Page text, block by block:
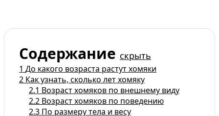
Содержание скрыть
1 До какого возраста растут хомяки
2 Как узнать, сколько лет хомяку
2.1 Возраст хомяков по внешнему виду
2.2 Возраст хомяков по поведению
2.3 По размеру тела и весу